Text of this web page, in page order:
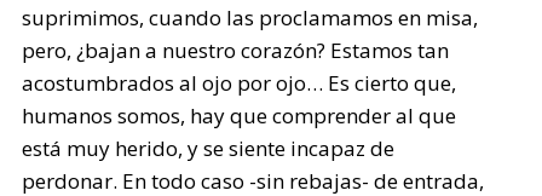
suprimimos, cuando las proclamamos en misa,
pero, ¿bajan a nuestro corazón? Estamos tan
acostumbrados al ojo por ojo… Es cierto que,
humanos somos, hay que comprender al que
está muy herido, y se siente incapaz de
perdonar. En todo caso -sin rebajas- de entrada,